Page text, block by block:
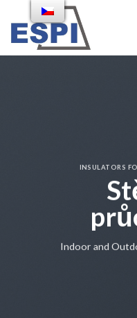
content
INSULATORS
Indoor and